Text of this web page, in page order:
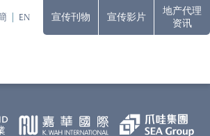
EN 宣传刊物 宣传影片
地产代理
资讯
保证。相片内的装置、装修物料、设
或保证。卖方亦建议准买家到发展项目